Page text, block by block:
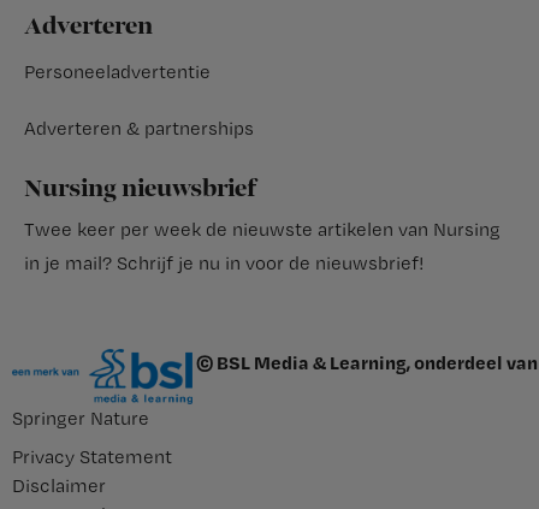
Adverteren
Personeeladvertentie
Adverteren & partnerships
Nursing nieuwsbrief
Twee keer per week de nieuwste artikelen van Nursing
in je mail? Schrijf je nu in voor de nieuwsbrief!
© BSL Media & Learning, onderdeel van
Springer Nature
Privacy Statement
Disclaimer